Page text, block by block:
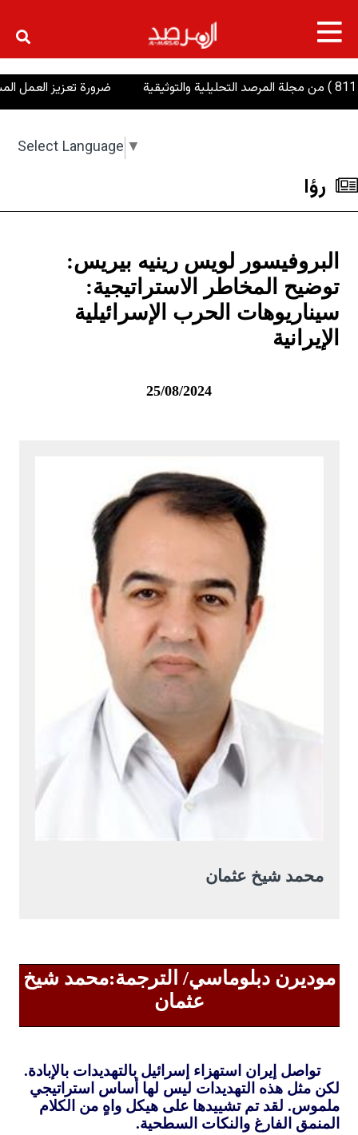
× ضرورة تعزيز العمل المشترك
Select Language ▼
رؤا
البروفيسور لويس رينيه بيريس:
توضيح المخاطر الاستراتيجية:
سيناريوهات الحرب الإسرائيلية
الإيرانية
25/08/2024
محمد شيخ عثمان
موديرن دبلوماسي/ الترجمة:محمد شيخ
عثمان
تواصل إيران استهزاء إسرائيل بالتهديدات بالإبادة.
لكن مثل هذه التهديدات ليس لها أساس استراتيجي
ملموس. لقد تم تشييدها على هيكل واهٍ من الكلام
المنمق الفارغ والنكات السطحية.